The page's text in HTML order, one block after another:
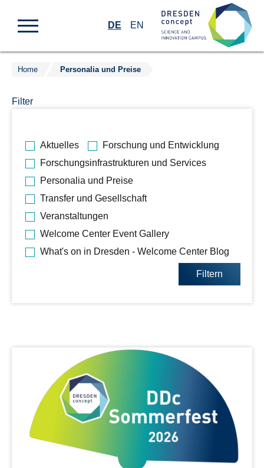
springen
DE EN
Home Personalia und Preise
Filter
Bitte
wählen
Sie
gewünschten
Kategorien
aus.
Aktuelles
Forschung und Entwicklung
Forschungsinfrastrukturen und Services
Personalia und Preise
Transfer und Gesellschaft
Veranstaltungen
Welcome Center Event Gallery
What's on in Dresden - Welcome Center Blog
Filtern